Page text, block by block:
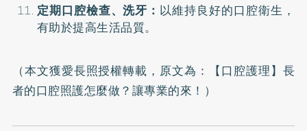
定期口腔檢查、洗牙： 以維持良好的口腔衛生，
有助於提高生活品質。
（本文獲愛長照授權轉載，原文為：
【口腔護理】長
者的口腔照護怎麼做？讓專業的來！ ）